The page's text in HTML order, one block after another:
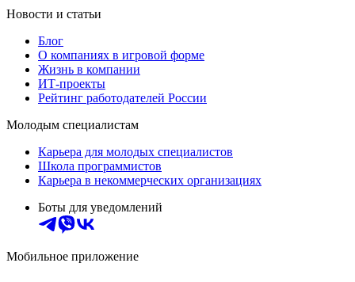
Новости и статьи
Блог
О компаниях в игровой форме
Жизнь в компании
ИТ-проекты
Рейтинг работодателей России
Молодым специалистам
Карьера для молодых специалистов
Школа программистов
Карьера в некоммерческих организациях
Боты для уведомлений
Мобильное приложение